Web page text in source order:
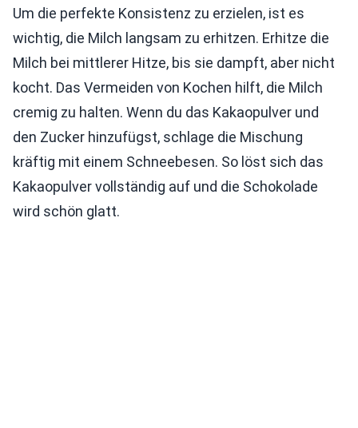
Um die perfekte Konsistenz zu erzielen, ist es
wichtig, die Milch langsam zu erhitzen. Erhitze die
Milch bei mittlerer Hitze, bis sie dampft, aber nicht
kocht. Das Vermeiden von Kochen hilft, die Milch
cremig zu halten. Wenn du das Kakaopulver und
den Zucker hinzufügst, schlage die Mischung
kräftig mit einem Schneebesen. So löst sich das
Kakaopulver vollständig auf und die Schokolade
wird schön glatt.